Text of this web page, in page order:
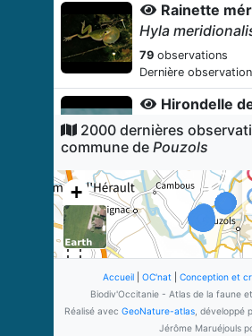
Rainette
Hyla
79 observations
Dernière
Hirondelle
Delichon
1758)
Dernière
Crapaud
Epidalea calamita
1768)
53observations
Dernière
Pélophylax
2000 dernières
commune de Pouzols
+
Accueil| OC'nat| Conception et
Biodiv'Occitanie - Atlas de la faune
Réalisé avec GeoNature-atlas , développé
Jérôme Maruéjouls